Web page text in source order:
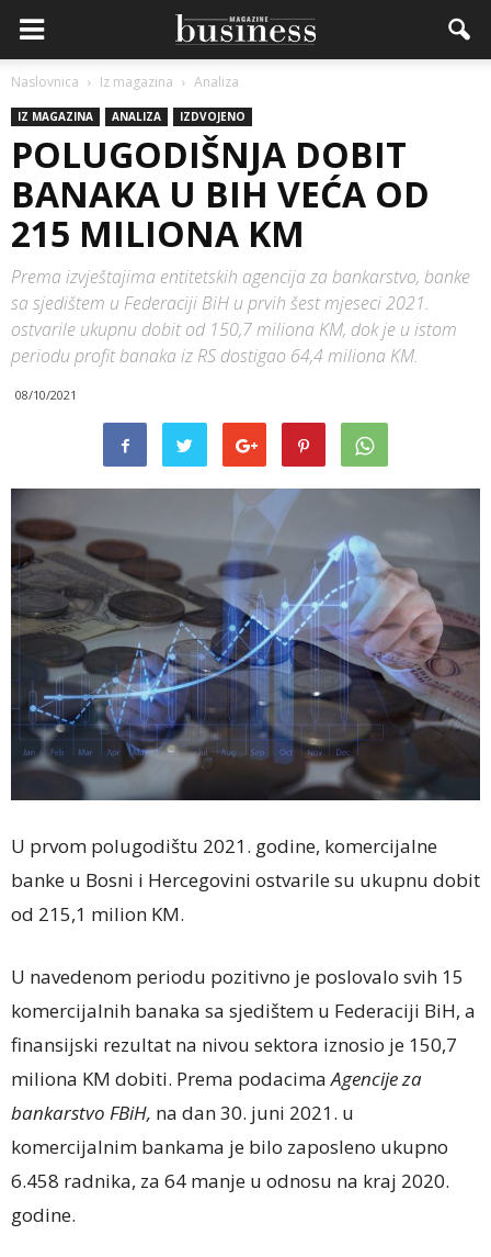
Naslovnica Iz magazina Analiza
IZ MAGAZINA ANALIZA IZDVOJENO
POLUGODIŠNJA DOBIT
BANAKA U BIH VEĆA OD
215 MILIONA KM
Prema izvještajima entitetskih agencija za bankarstvo, banke
sa sjedištem u Federaciji BiH u prvih šest mjeseci 2021.
ostvarile ukupnu dobit od 150,7 miliona KM, dok je u istom
periodu profit banaka iz RS dostigao 64,4 miliona KM.
08/10/2021
U prvom polugodištu 2021. godine, komercijalne
banke u Bosni i Hercegovini ostvarile su ukupnu dobit
od 215,1 milion KM.
U navedenom periodu pozitivno je poslovalo svih 15
komercijalnih banaka sa sjedištem u Federaciji BiH, a
finansijski rezultat na nivou sektora iznosio je 150,7
miliona KM dobiti. Prema podacimaAgencije za
bankarstvo FBiH, na dan 30. juni 2021. u
komercijalnim bankama je bilo zaposleno ukupno
6.458 radnika, za 64 manje u odnosu na kraj 2020.
godine.